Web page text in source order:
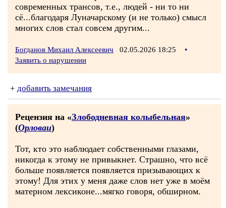
современных трансов, т.е., людей - ни то ни
сё...благодаря Луначарскому (и не только) смысл
многих слов стал совсем другим...
Богданов Михаил Алексеевич 02.05.2026 18:25
•
Заявить о нарушении
+ добавить замечания
Рецензия на «Злободневная колыбельная»
(Орловаи)
Тот, кто это наблюдает собственными глазами,
никогда к этому не привыкнет. Страшно, что всё
больше появляется появляется призывающих к
этому! Для этих у меня даже слов нет уже в моём
матерном лексиконе...мягко говоря, обширном.